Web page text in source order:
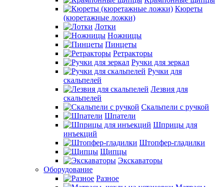
Кюреты
(кюретажные ложки)
Лотки
Ножницы
Пинцеты
Ретракторы
Ручки для зеркал
Ручки для
скальпелей
Лезвия для
скальпелей
Скальпели с ручкой
Шпатели
Шприцы для
инъекций
Штопфер-гладилки
Щипцы
Экскаваторы
Оборудование
Разное